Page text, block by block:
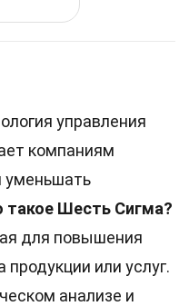
управления
компаниям
уменьшать
такое Шесть Сигма?
для повышения
или услуг.
анализе и